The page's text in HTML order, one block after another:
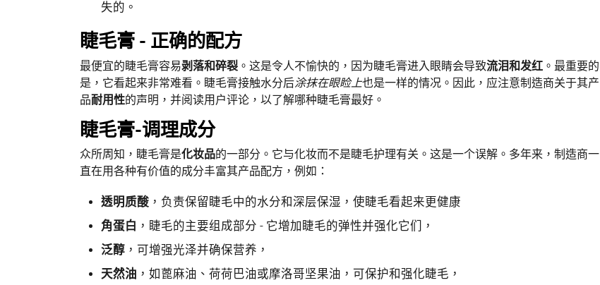
失的。
睫毛膏 - 正确的配方
最便宜的睫毛膏容易剥落和碎裂 。这是令人不愉快的，因为睫毛膏进入眼睛会导致流泪和发红 。最重要的
是，它看起来非常难看。睫毛膏接触水分后涂抹在眼睑上也是一样的情况。因此，应注意制造商关于其产
品耐用性的声明，并阅读用户评论，以了解哪种睫毛膏最好。
睫毛膏-调理成分
众所周知，睫毛膏是化妆品的一部分。它与化妆而不是睫毛护理有关。这是一个误解。多年来，制造商一
直在用各种有价值的成分丰富其产品配方，例如：
透明质酸 ，负责保留睫毛中的水分和深层保湿，使睫毛看起来更健康
角蛋白 ，睫毛的主要组成部分 - 它增加睫毛的弹性并强化它们，
泛醇 ，可增强光泽并确保营养，
天然油 ，如蓖麻油、荷荷巴油或摩洛哥坚果油，可保护和强化睫毛，